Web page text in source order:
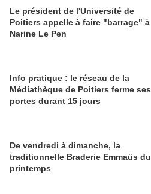
Le président de l'Université de
Poitiers appelle à faire "barrage" à
Narine Le Pen
Info pratique : le réseau de la
Médiathèque de Poitiers ferme ses
portes durant 15 jours
De vendredi à dimanche, la
traditionnelle Braderie Emmaüs du
printemps